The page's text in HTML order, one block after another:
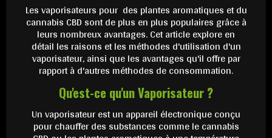
Les vaporisateurs pour des plantes aromatiques et du
cannabis CBD sont de plus en plus populaires grâce à
leurs nombreux avantages. Cet article explore en
détail les raisons et les méthodes d'utilisation d'un
vaporisateur, ainsi que les avantages qu'il offre par
rapport à d'autres méthodes de consommation.
Qu'est-ce qu'un Vaporisateur ?
Un vaporisateur est un appareil électronique conçu
pour chauffer des substances comme le cannabis